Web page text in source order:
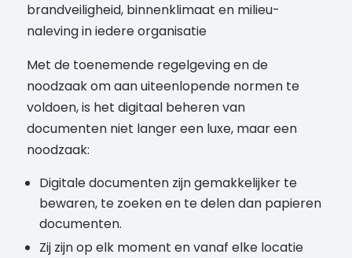
brandveiligheid, binnenklimaat en milieu-
naleving in iedere organisatie
Met de toenemende regelgeving en de
noodzaak om aan uiteenlopende normen te
voldoen, is het digitaal beheren van
documenten niet langer een luxe, maar een
noodzaak:
Digitale documenten zijn gemakkelijker te
bewaren, te zoeken en te delen dan papieren
documenten.
Zij zijn op elk moment en vanaf elke locatie